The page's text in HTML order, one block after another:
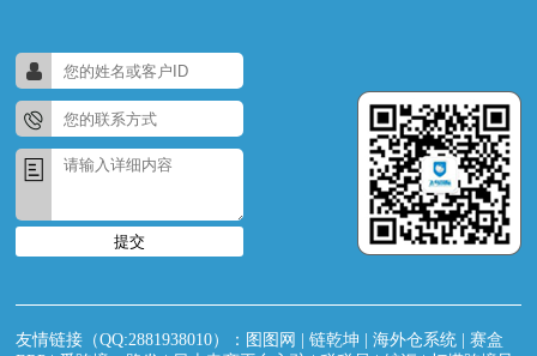
提交
友情链接（QQ:2881938010）： 图图网 |链乾坤 |海外仓系统 |赛盒